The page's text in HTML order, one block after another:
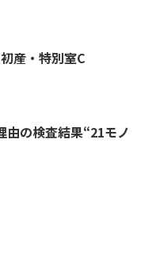
産・特別室C
の検査結果“21モノ